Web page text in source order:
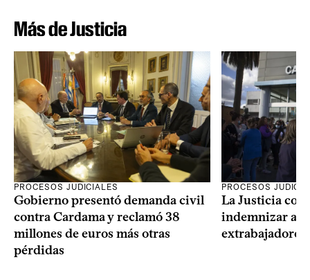
Más de Justicia
PROCESOS JUDICIALES
Gobierno presentó demanda civil
contra Cardama y reclamó 38
millones de euros más otras
pérdidas
PROCESOS
La Justicia
indemnizar a
extrabajadores